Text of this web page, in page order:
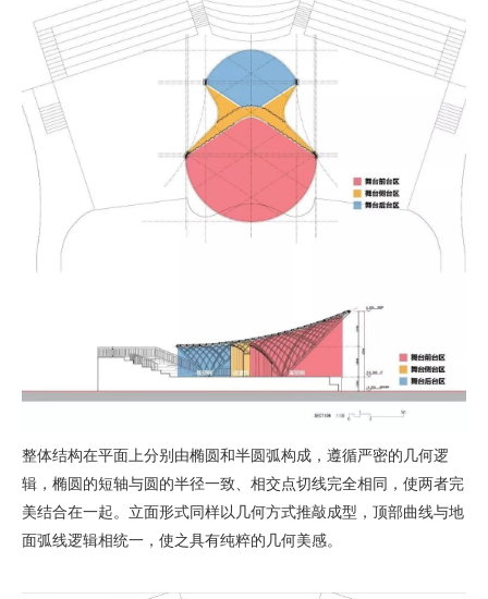
整体结构在平面上分别由椭圆和半圆弧构成，遵循严密的几何逻
辑，椭圆的短轴与圆的半径一致、相交点切线完全相同，使两者完
美结合在一起。立面形式同样以几何方式推敲成型，顶部曲线与地
面弧线逻辑相统一，使之具有纯粹的几何美感。